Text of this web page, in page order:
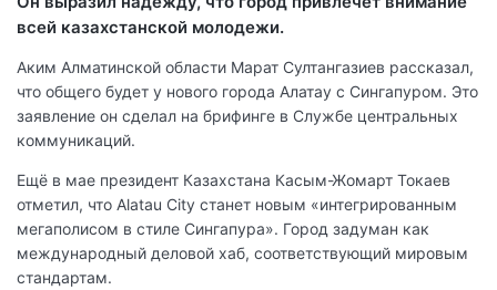
всей казахстанской молодежи.
Аким Алматинской области Марат Султангазиев рассказал,
что общего будет у нового города Алатау с Сингапуром. Это
заявление он сделал на брифинге в Службе центральных
коммуникаций.
Ещё в мае президент Казахстана Касым-Жомарт Токаев
отметил, что Alatau City станет новым «интегрированным
мегаполисом в стиле Сингапура». Город задуман как
международный деловой хаб, соответствующий мировым
стандартам.